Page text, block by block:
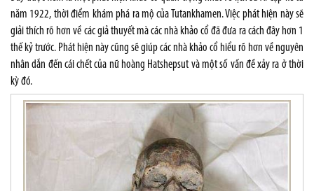
năm 1922, thời điểm khám phá ra mộ của Tutankhamen. Việc phát hiện này sẽ
giải thích rõ hơn về các giả thuyết mà các nhà khảo cổ đã đưa ra cách đây hơn 1
thế kỷ trước. Phát hiện này cũng sẽ giúp các nhà khảo cổ hiểu rõ hơn về nguyên
nhân dẫn đến cái chết của nữ hoàng Hatshepsut và một số vấn đề xảy ra ở thời
kỳ đó.